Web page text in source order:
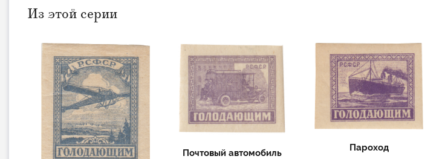
Из этой серии
Почтовый автомобиль
Пароход